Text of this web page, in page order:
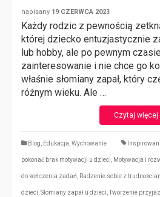
napisany 19 CZERWCA 2023
Każdy rodzic z pewnością
której dziecko entuzjastycznie
lub hobby, ale po pewnym
zainteresowanie i nie chce go
właśnie słomiany zapał, który
różnym wieku. Ale …
Czytaj więcej
Blog Edukacja Wychowanie
pokonać brak motywacji u dzieci Motywacja i
do kończenia zadań Radzenie sobie z
dzieci Słomiany zapał u dzieci ,Tworzenie